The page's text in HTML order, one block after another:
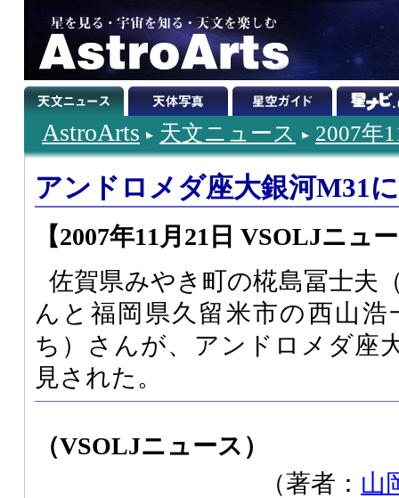
AstroArts 天文ニュース 2007年
アンドロメダ座大銀河M31
【2007年11月21日 VSOLJニュ
佐賀県みやき町の椛島冨士夫
んと福岡県久留米市の西山
ち）さんが、アンドロメダ座
見された。
（VSOLJニュース）
（著者： 山